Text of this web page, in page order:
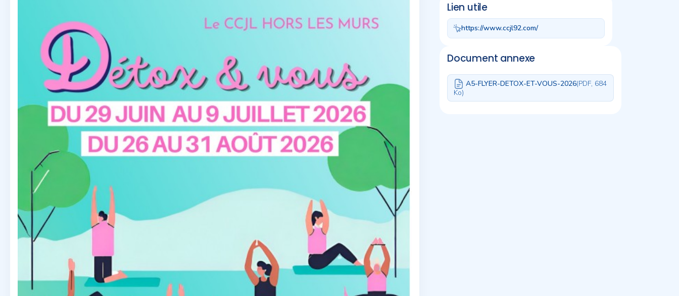
Lien utile
https://www.ccjl92.com/
Document annexe
A5-FLYER-DETOX-ET-VOUS-2026(PDF, 684
Ko)